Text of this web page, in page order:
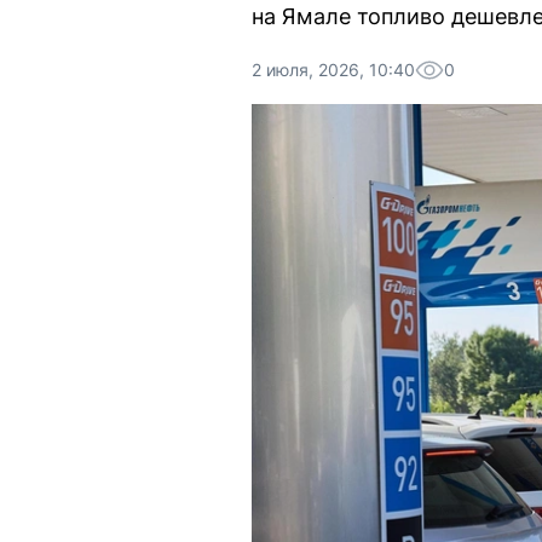
на Ямале топливо
2 июля, 2026, 10:40 0